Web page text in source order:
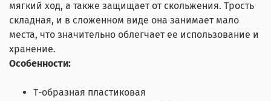
мягкий ход, а также защищает от скольжения. Трость
складная, и в сложенном виде она занимает мало
места, что значительно облегчает ее использование и
хранение.
Особенности:
Т-образная пластиковая